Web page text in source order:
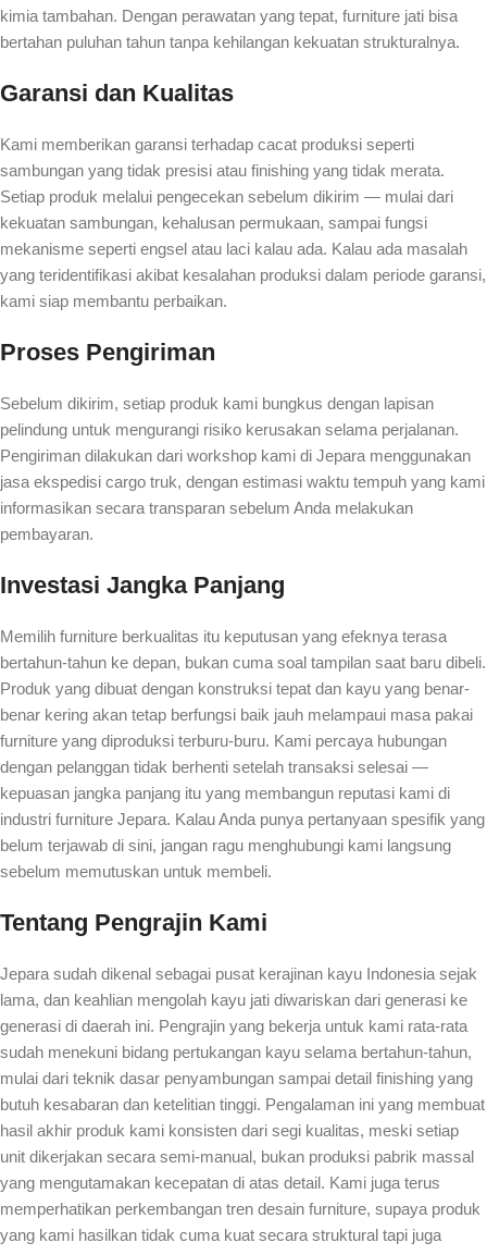
kimia tambahan. Dengan perawatan yang tepat, furniture jati bisa
bertahan puluhan tahun tanpa kehilangan kekuatan strukturalnya.
Garansi dan Kualitas
Kami memberikan garansi terhadap cacat produksi seperti
sambungan yang tidak presisi atau finishing yang tidak merata.
Setiap produk melalui pengecekan sebelum dikirim — mulai dari
kekuatan sambungan, kehalusan permukaan, sampai fungsi
mekanisme seperti engsel atau laci kalau ada. Kalau ada masalah
yang teridentifikasi akibat kesalahan produksi dalam periode garansi,
kami siap membantu perbaikan.
Proses Pengiriman
Sebelum dikirim, setiap produk kami bungkus dengan lapisan
pelindung untuk mengurangi risiko kerusakan selama perjalanan.
Pengiriman dilakukan dari workshop kami di Jepara menggunakan
jasa ekspedisi cargo truk, dengan estimasi waktu tempuh yang kami
informasikan secara transparan sebelum Anda melakukan
pembayaran.
Investasi Jangka Panjang
Memilih furniture berkualitas itu keputusan yang efeknya terasa
bertahun-tahun ke depan, bukan cuma soal tampilan saat baru dibeli.
Produk yang dibuat dengan konstruksi tepat dan kayu yang benar-
benar kering akan tetap berfungsi baik jauh melampaui masa pakai
furniture yang diproduksi terburu-buru. Kami percaya hubungan
dengan pelanggan tidak berhenti setelah transaksi selesai —
kepuasan jangka panjang itu yang membangun reputasi kami di
industri furniture Jepara. Kalau Anda punya pertanyaan spesifik yang
belum terjawab di sini, jangan ragu menghubungi kami langsung
sebelum memutuskan untuk membeli.
Tentang Pengrajin Kami
Jepara sudah dikenal sebagai pusat kerajinan kayu Indonesia sejak
lama, dan keahlian mengolah kayu jati diwariskan dari generasi ke
generasi di daerah ini. Pengrajin yang bekerja untuk kami rata-rata
sudah menekuni bidang pertukangan kayu selama bertahun-tahun,
mulai dari teknik dasar penyambungan sampai detail finishing yang
butuh kesabaran dan ketelitian tinggi. Pengalaman ini yang membuat
hasil akhir produk kami konsisten dari segi kualitas, meski setiap
unit dikerjakan secara semi-manual, bukan produksi pabrik massal
yang mengutamakan kecepatan di atas detail. Kami juga terus
memperhatikan perkembangan tren desain furniture, supaya produk
yang kami hasilkan tidak cuma kuat secara struktural tapi juga